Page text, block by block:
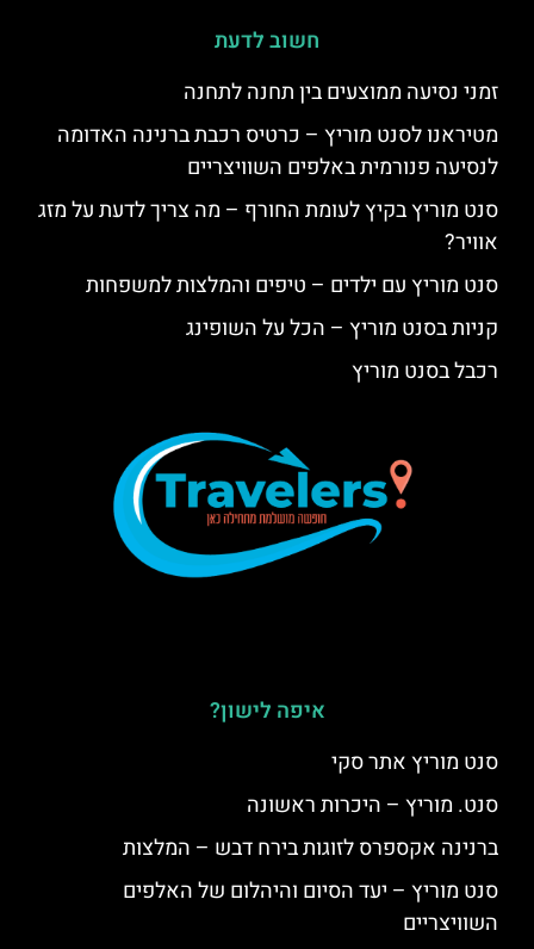
חשוב לדעת
זמני נסיעה ממוצעים בין תחנה לתחנה
מטיראנו לסנט מוריץ – כרטיס רכבת ברנינה האדומה
לנסיעה פנורמית באלפים השוויצריים
סנט מוריץ בקיץ לעומת החורף – מה צריך לדעת על מזג
אוויר?
סנט מוריץ עם ילדים – טיפים והמלצות למשפחות
קניות בסנט מוריץ – הכל על השופינג
רכבל בסנט מוריץ
איפה לישון?
סנט מוריץ אתר סקי
סנט. מוריץ – היכרות ראשונה
ברנינה אקספרס לזוגות בירח דבש – המלצות
סנט מוריץ – יעד הסיום והיהלום של האלפים
השוויצריים